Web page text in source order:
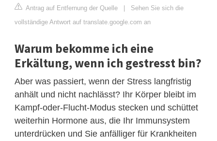
Antrag auf Entfernung der Quelle | Sehen Sie sich die
vollständige Antwort auf translate.google.com an
Warum bekomme ich eine
Erkältung, wenn ich gestresst bin?
Aber was passiert, wenn der Stress langfristig
anhält und nicht nachlässt? Ihr Körper bleibt im
Kampf-oder-Flucht-Modus stecken und schüttet
weiterhin Hormone aus, die Ihr Immunsystem
unterdrücken und Sie anfälliger für Krankheiten